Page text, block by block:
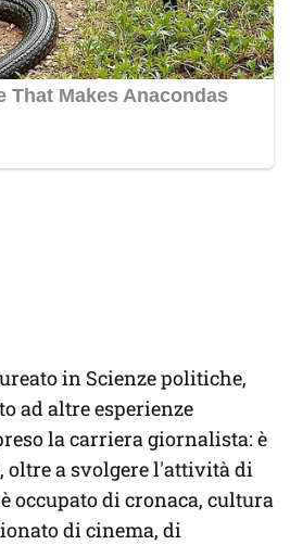
in Scienze politiche,
ad altre esperienze
la carriera giornalista: è
oltre a svolgere l'attività di
occupato di cronaca, cultura
di cinema, di